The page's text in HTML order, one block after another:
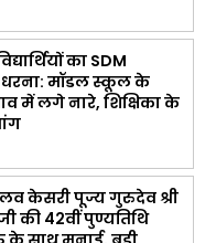
का SDM
धरना: मॉडल स्कूल के
में लगे नारे, शिक्षिका के
केसरी पूज्य गुरुदेव श्री
की 42वीं पुण्यतिथि